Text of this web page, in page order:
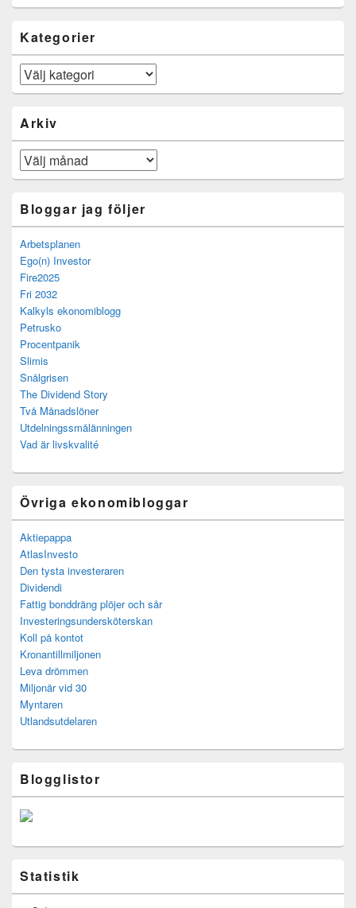
Kategorier
Kategorier
Arkiv
Arkiv
Bloggar jag följer
Arbetsplanen
Ego(n) Investor
Fire2025
Fri 2032
Kalkyls ekonomiblogg
Petrusko
Procentpanik
Slimis
Snålgrisen
The Dividend Story
Två Månadslöner
Utdelningssmålänningen
Vad är livskvalité
Övriga ekonomibloggar
Aktiepappa
AtlasInvesto
Den tysta investeraren
Dividendi
Fattig bonddräng plöjer och sår
Investeringsundersköterskan
Koll på kontot
Kronantillmiljonen
Leva drömmen
Miljonär vid 30
Myntaren
Utlandsutdelaren
Blogglistor
Statistik